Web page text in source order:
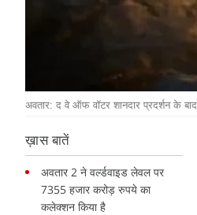
अवतार: द वे ऑफ वॉटर शानदार प्रदर्शन के
ख़ास बातें
अवतार 2 ने वर्ल्डवाइड लेवल पर
7355 हजार करोड़ रुपये का
कलेक्शन किया है